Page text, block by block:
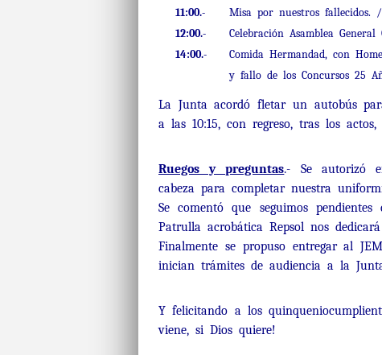
11:00.-
Misa por nuestros fallecidos. /
12:00.-
Celebración Asamblea General
14:00.-
Comida Hermandad, con
y fallo de los Concursos 25
La Junta acordó fletar un autobús
a las 10:15, con regreso, tras los
Ruegos y preguntas.- Se autorizó
cabeza para completar nuestra
Se comentó que seguimos
Patrulla acrobática Repsol nos
Finalmente se propuso entregar al
inician trámites de audiencia a la
Y felicitando a los
viene, si Dios quiere!